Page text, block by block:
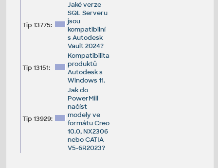
Tip 13775:
Jaké verze
SQL Serveru
jsou
kompatibilní
s Autodesk
Vault 2024?
Tip 13151:
Kompatibilita
produktů
Autodesk s
Windows 11.
Tip 13929:
Jak do
PowerMill
načíst
modely ve
formátu Creo
10.0, NX2306
nebo CATIA
V5-6R2023?